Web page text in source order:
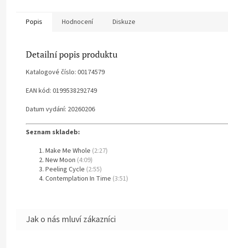
Popis Hodnocení Diskuze
Detailní popis produktu
Katalogové číslo: 00174579
EAN kód: 0199538292749
Datum vydání: 20260206
Seznam skladeb:
Make Me Whole (2:27)
New Moon (4:09)
Peeling Cycle (2:55)
Contemplation In Time (3:51)